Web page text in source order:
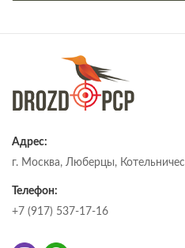
Адрес:
г. Москва, Люберцы,
Телефон:
+7 (917) 537-17-16